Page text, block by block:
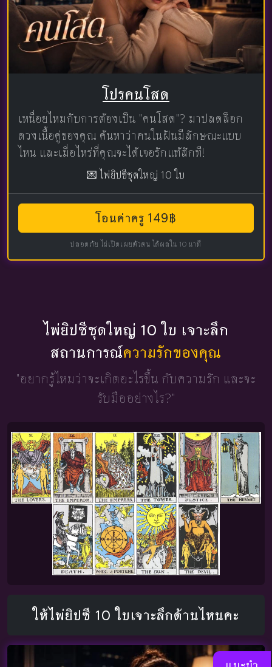
โปรคนโสด
เหนื่อยไหมกับการต้องเป็น "คนโสด"? มาปลดล็อก
ดวงเนื้อคู่ของคุณ ค้นหาว่าคนในฝันมีลักษณะแบบ
ไหน และเมื่อไหร่ที่คุณจะได้เจอรักแท้สักที!
💌 ไพ่ยิปซีชุดใหญ่ 10 ใบ
โอนค่าครู 149฿
ปลอดภัย ไม่เปิดเผยตัวตน ได้ผลใน 10 นาที
ไพ่ยิปซีชุดใหญ่ 10 ใบ เจาะลึก
สถานการณ์ความรักของคุณ
"อยากรู้ไหมว่าจะเกิดอะไรขึ้น กับความรัก และจะ
รับมืออย่างไร?"
ให้ไพ่ยิปซี 10 ใบเจาะลึกด้านไหนคะ